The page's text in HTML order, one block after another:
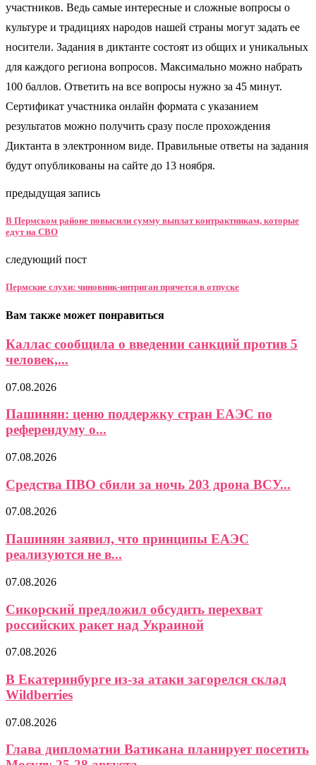
участников. Ведь самые интересные и сложные вопросы о
культуре и традициях народов нашей страны могут задать ее
носители. Задания в диктанте состоят из общих и уникальных
для каждого региона вопросов. Максимально можно набрать
100 баллов. Ответить на все вопросы нужно за 45 минут.
Сертификат участника онлайн формата с указанием
результатов можно получить сразу после прохождения
Диктанта в электронном виде. Правильные ответы на задания
будут опубликованы на сайте до 13 ноября.
предыдущая запись
В Пермском районе повысили сумму выплат контрактникам, которые
едут на СВО
следующий пост
Пермские слухи: чиновник-интриган прячется в отпуске
Вам также может понравиться
Каллас сообщила о введении санкций против 5
человек,...
07.08.2026
Пашинян: ценю поддержку стран ЕАЭС по
референдуму о...
07.08.2026
Средства ПВО сбили за ночь 203 дрона ВСУ...
07.08.2026
Пашинян заявил, что принципы ЕАЭС
реализуются не в...
07.08.2026
Сикорский предложил обсудить перехват
российских ракет над Украиной
07.08.2026
В Екатеринбурге из-за атаки загорелся склад
Wildberries
07.08.2026
Глава дипломатии Ватикана планирует посетить